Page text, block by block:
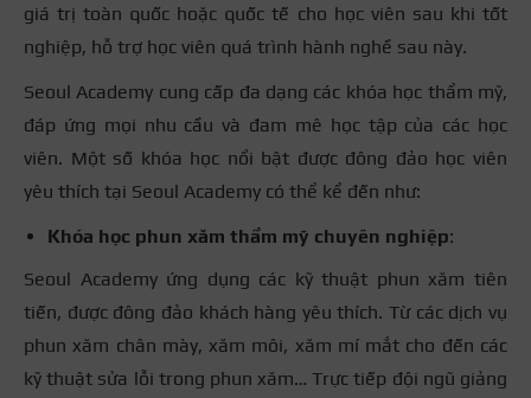
giá trị toàn quốc hoặc quốc tế cho học viên sau khi tốt
nghiệp, hỗ trợ học viên quá trình hành nghề sau này.
Seoul Academy cung cấp đa dạng các khóa học thẩm mỹ,
đáp ứng mọi nhu cầu và đam mê học tập của các học
viên. Một số khóa học nổi bật được đông đảo học viên
yêu thích tại Seoul Academy có thể kể đến như:
Khóa học phun xăm thẩm mỹ chuyên nghiệp:
Seoul Academy ứng dụng các kỹ thuật phun xăm tiên
tiến, được đông đảo khách hàng yêu thích. Từ các dịch vụ
phun xăm chân mày, xăm môi, xăm mí mắt cho đến các
kỹ thuật sửa lỗi trong phun xăm… Trực tiếp đội ngũ giảng